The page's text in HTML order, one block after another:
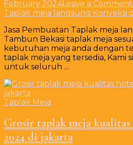
February 2024Leave a Comment
Taplak meja langsung Konveksi
Jasa Pembuatan Taplak meja
Tambun Bekasi taplak meja
kebutuhan meja anda dengan
taplak meja yang tersedia, Kami
untuk seluruh …
Taplak Meja
Grosir taplak meja
2024 di jakarta